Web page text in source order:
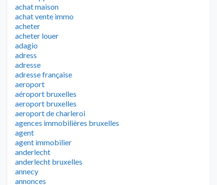
achat maison
achat vente immo
acheter
acheter louer
adagio
adress
adresse
adresse française
aeroport
aéroport bruxelles
aeroport bruxelles
aeroport de charleroi
agences immobilières bruxelles
agent
agent immobilier
anderlecht
anderlecht bruxelles
annecy
annonces